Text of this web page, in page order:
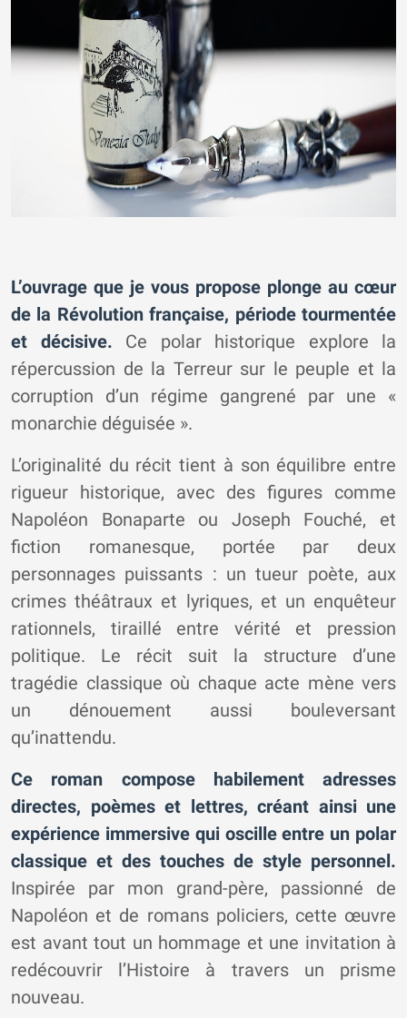
L’ouvrage que je vous propose plonge au cœur
de la Révolution française, période tourmentée
et décisive. Ce polar historique explore la
répercussion de la Terreur sur le peuple et la
corruption d’un régime gangrené par une «
monarchie déguisée ».
L’originalité du récit tient à son équilibre entre
rigueur historique, avec des figures comme
Napoléon Bonaparte ou Joseph Fouché, et
fiction romanesque, portée par deux
personnages puissants : un tueur poète, aux
crimes théâtraux et lyriques, et un enquêteur
rationnels, tiraillé entre vérité et pression
politique. Le récit suit la structure d’une
tragédie classique où chaque acte mène vers
un dénouement aussi bouleversant
qu’inattendu.
Ce roman compose habilement adresses
directes, poèmes et lettres, créant ainsi une
expérience immersive qui oscille entre un polar
classique et des touches de style personnel.
Inspirée par mon grand-père, passionné de
Napoléon et de romans policiers, cette œuvre
est avant tout un hommage et une invitation à
redécouvrir l’Histoire à travers un prisme
nouveau.